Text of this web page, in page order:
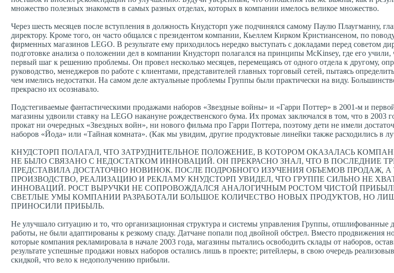
множество полезных знакомств в самых разных отделах, которых в компании имелось великое множество.
Через шесть месяцев после вступления в должность Кнудсторп уже подчинялся самому Паулю Плаугманну,
директору. Кроме того, он часто общался с президентом компании, Кьеллем Кирком Кристиансеном, по
фирменных магазинов LEGO. В результате ему приходилось нередко выступать с докладами перед советом
подготовке анализа о положении дел в компании Кнудсторп полагался на принципы McKinsey, где его
первый шаг к решению проблемы. Он провел несколько месяцев, перемещаясь от одного отдела к другому,
руководство, менеджеров по работе с клиентами, представителей главных торговый сетей, пытаясь
чем имелись недостатки. На самом деле актуальные проблемы Группы были практически на виду.
прекрасно их осознавало.
Подстегиваемые фантастическими продажами наборов «Звездные войны» и «Гарри Поттер» в 2001-м и
магазины удвоили ставку на LEGO накануне рождественского бума. Их промах заключался в том, что в 2003
прокат ни очередных «Звездных войн», ни нового фильма про Гарри Поттера, поэтому дети не имели
наборов «Йода» или «Тайная комната». (Как мы увидим, другие продуктовые линейки также расходились в
КНУДСТОРП ПОЛАГАЛ, ЧТО ЗАТРУДНИТЕЛЬНОЕ ПОЛОЖЕНИЕ, В КОТОРОМ ОКАЗАЛАСЬ
НЕ БЫЛО СВЯЗАНО С НЕДОСТАТКОМ ИННОВАЦИЙ. ОН ПРЕКРАСНО ЗНАЛ, ЧТО В ПОСЛЕДНИЕ
ПРЕДСТАВИЛА ДОСТАТОЧНО НОВИНОК. ПОСЛЕ ПОДРОБНОГО ИЗУЧЕНИЯ ОБЪЕМОВ ПРОДАЖ, А
ПРОИЗВОДСТВО, РЕАЛИЗАЦИЮ И РЕКЛАМУ КНУДСТОРП УВИДЕЛ, ЧТО ГРУППЕ СИЛЬНО НЕ
ИННОВАЦИЙ. РОСТ ВЫРУЧКИ НЕ СОПРОВОЖДАЛСЯ АНАЛОГИЧНЫМ РОСТОМ ЧИСТОЙ
СВЕТЛЫЕ УМЫ КОМПАНИИ РАЗРАБОТАЛИ БОЛЬШОЕ КОЛИЧЕСТВО НОВЫХ ПРОДУКТОВ, НО
ПРИНОСИЛИ ПРИБЫЛЬ.
Не улучшало ситуацию и то, что организационная структура и системы управления Группы, отшлифованные
работы, не были адаптированы к резкому спаду. Датчане попали под двойной обстрел. Вместо продвижения
которые компания рекламировала в начале 2003 года, магазины пытались освободить склады от наборов,
результате успешные продажи новых наборов остались лишь в проекте; ритейлеры, в свою очередь
скидкой, что вело к недополучению прибыли.